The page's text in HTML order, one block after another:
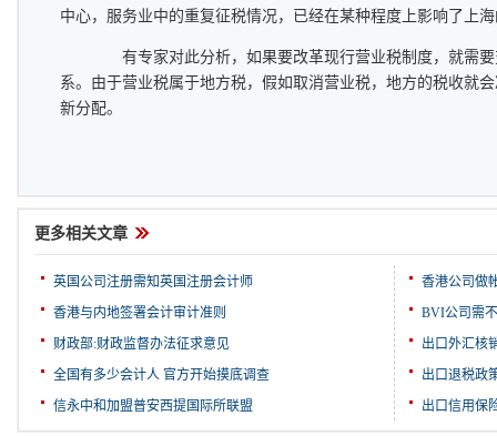
中心，服务业中的重复征税情况，已经在某种程度上影响了上
有专家对此分析，如果要改革现行营业税制度，就需要
系。由于营业税属于地方税，假如取消营业税，地方的税收就
新分配。
更多相关文章
英国公司注册需知英国注册会计师
香港与内地签署会计审计准则
财政部:财政监督办法征求意见
全国有多少会计人 官方开始摸底调查
信永中和加盟普安西提国际所联盟
香港公司做
BVI公司需
出口外汇核
出口退税政
出口信用保